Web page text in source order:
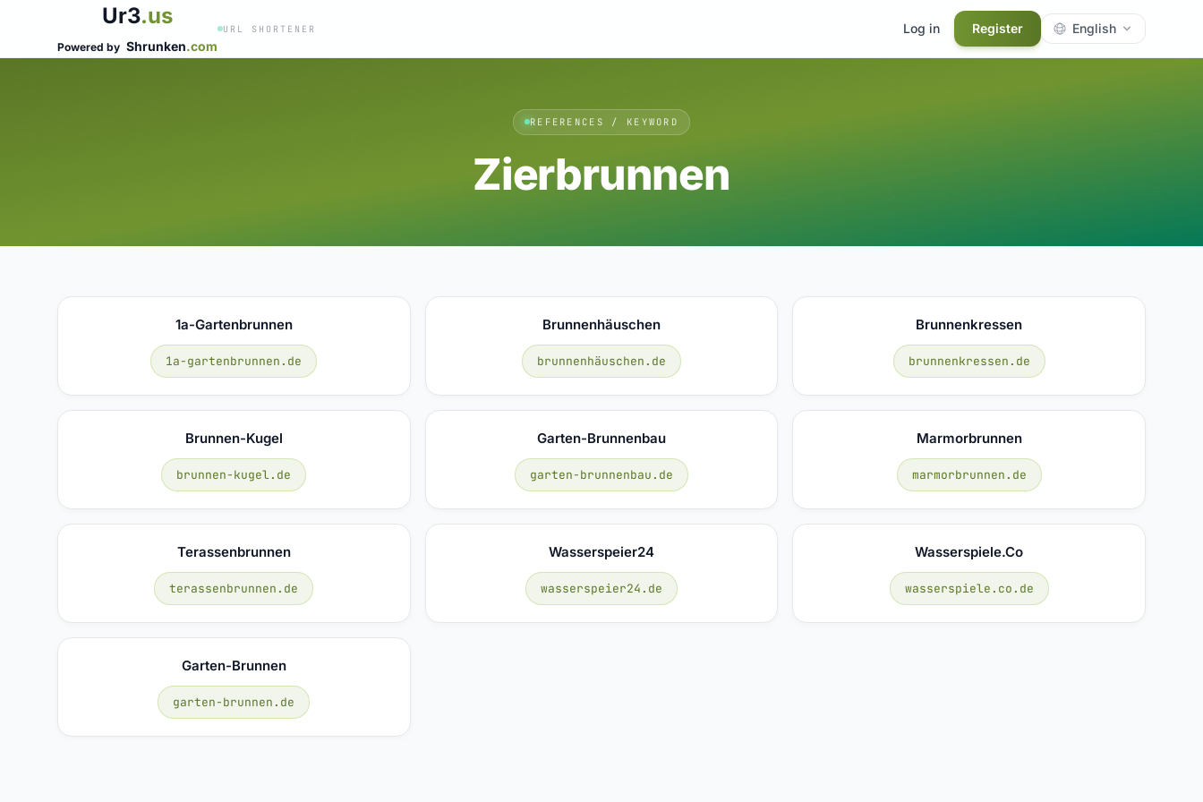
Ur3.us
Powered by Shrunken.com
URL SHORTENER Log in Register English
REFERENCES / KEYWORD
Zierbrunnen
1a-Gartenbrunnen
1a-gartenbrunnen.de
Brunnenhäuschen
brunnenhäuschen.de
Brunnenkressen
brunnenkressen.de
Brunnen-Kugel
brunnen-kugel.de
Garten-Brunnenbau
garten-brunnenbau.de
Marmorbrunnen
marmorbrunnen.de
Terassenbrunnen
terassenbrunnen.de
Wasserspeier24
wasserspeier24.de
Wasserspiele.co
wasserspiele.co.de
Garten-Brunnen
garten-brunnen.de